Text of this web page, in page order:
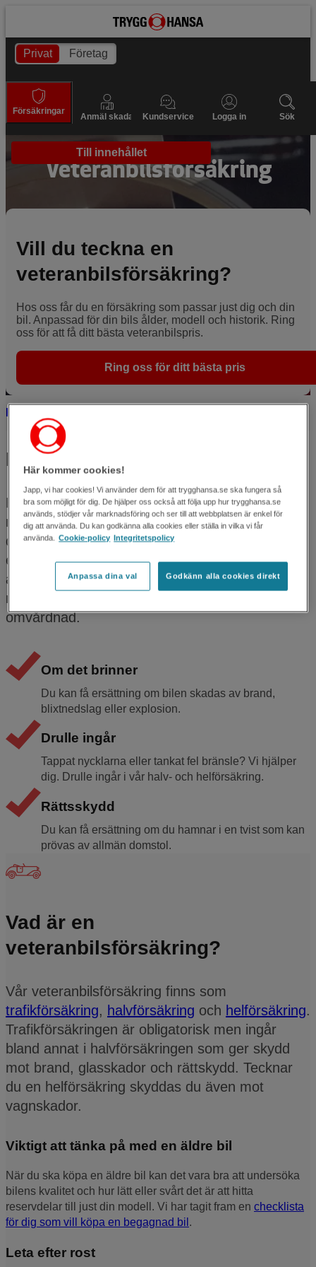
Till innehållet
Privat Företag
Försäkringar
Anmäl skada Kundservice Logga in Sök
Veteranbilsförsäkring
Vill du teckna en
veteranbilsförsäkring?
Hos oss får du en försäkring som passar just dig och din
bil. Anpassad för din bils ålder, modell och historik. Ring
oss för att få ditt bästa veteranbilspris.
Ring oss för ditt bästa pris
En riktig entusiastförsäkring!
Har du en fin gammal bil som du gärna meckar
med hemma i garaget? Du kanske visar upp
den på utställningar till och med? Då behöver du
en veteranbilsförsäkring. Om du går i tankar på
att köpa en veteranbil behöver du också vara
medveten om att de behöver en extra noggrann
omvårdnad.
Om det brinner
Du kan få ersättning om bilen skadas av brand,
blixtnedslag eller explosion.
Drulle ingår
Tappat nycklarna eller tankat fel bränsle? Vi hjälper
dig. Drulle ingår i vår halv- och helförsäkring.
Rättsskydd
Du kan få ersättning om du hamnar i en tvist som kan
prövas av allmän domstol.
Vad är en
veteranbilsförsäkring?
Vår veteranbilsförsäkring finns som
trafikförsäkring, halvförsäkring och helförsäkring.
Trafikförsäkringen är obligatorisk men ingår
bland annat i halvförsäkringen som ger skydd
mot brand, glasskador och rättskydd. Tecknar
du en helförsäkring skyddas du även mot
vagnskador.
Viktigt att tänka på med en äldre bil
När du ska köpa en äldre bil kan det vara bra att undersöka
bilens kvalitet och hur lätt eller svårt det är att hitta
reservdelar till just din modell. Vi har tagit fram en checklista
för dig som vill köpa en begagnad bil .
Leta efter rost
Här kommer cookies!
Japp, vi har cookies! Vi använder dem för att trygghansa.se ska fungera så
bra som möjligt för dig. De hjälper oss också att följa upp hur trygghansa.se
används, stödjer vår marknadsföring och ser till att webbplatsen är enkel för
dig att använda. Du kan godkänna alla cookies eller ställa in vilka vi får
använda. Cookie-policy Integritetspolicy
Anpassa dina val Godkänn alla cookies direkt